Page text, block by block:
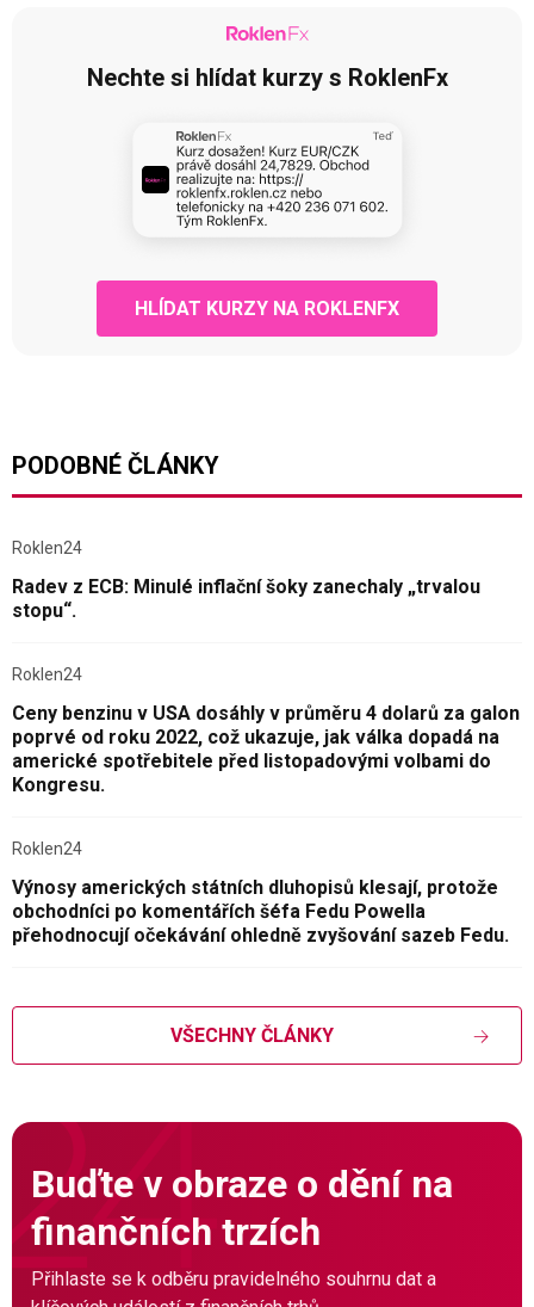
Nechte si hlídat kurzy s RoklenFx
HLÍDAT KURZY NA ROKLENFX
PODOBNÉ ČLÁNKY
Roklen24
Radev z ECB: Minulé inflační šoky zanechaly „trvalou
stopu“.
Roklen24
Ceny benzinu v USA dosáhly v průměru 4 dolarů za galon
poprvé od roku 2022, což ukazuje, jak válka dopadá na
americké spotřebitele před listopadovými volbami do
Kongresu.
Roklen24
Výnosy amerických státních dluhopisů klesají, protože
obchodníci po komentářích šéfa Fedu Powella
přehodnocují očekávání ohledně zvyšování sazeb Fedu.
VŠECHNY ČLÁNKY
Buďte v obraze o dění na
finančních trzích
Přihlaste se k odběru pravidelného souhrnu dat a